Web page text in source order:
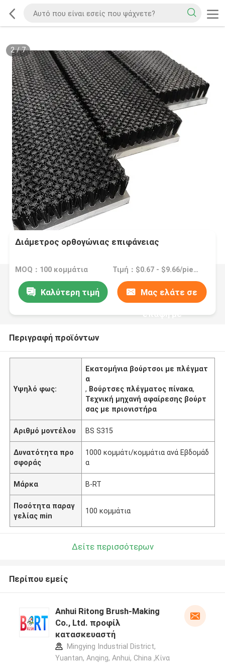
2/7
Διάμετρος ορθογώνιας επιφάνειας
MOQ：100 κομμάτια Τιμή：$0.67 - $9.66/pieces
Καλύτερη τιμή Μας ελάτε σε
επαφή με
Περιγραφή προϊόντων
Υψηλό φως:
Εκατομήνια βούρτσοι με πλέγματ
α
, Βούρτσες πλέγματος πίνακα,
Τεχνική μηχανή αφαίρεσης βούρτ
σας με πριονιστήρα
Αριθμό μοντέλου BS S315
Δυνατότητα προ
σφοράς
1000 κομμάτι/κομμάτια ανά Εβδομάδ
α
Μάρκα B-RT
Ποσότητα παραγ
γελίας min
100 κομμάτια
Δείτε περισσότερων
Περίπου εμείς
Anhui Ritong Brush-Making
Co., Ltd. προφίλ
κατασκευαστή
Mingying Industrial District,
Yuantan, Anqing, Anhui, China ,Κίνα